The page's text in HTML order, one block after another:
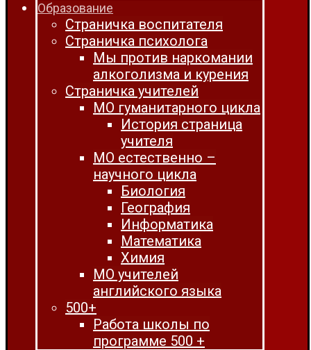
Образование
Страничка воспитателя
Страничка психолога
Мы против наркомании
алкоголизма и курения
Страничка учителей
МО гуманитарного цикла
История страница
учителя
МО естественно –
научного цикла
Биология
География
Информатика
Математика
Химия
МО учителей
английского языка
500+
Работа школы по
программе 500 +